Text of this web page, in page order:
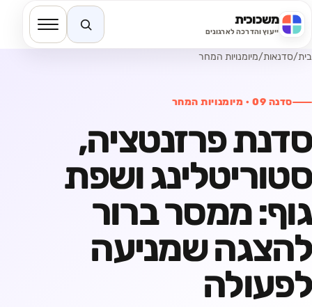
משכוכית
ייעוץ והדרכה לארגוניםחיפוש באתר
בית/סדנאות/מיומנויות המחר
סדנה 09
· מיומנויות המחר
סדנת פרזנטציה,
סטוריטלינג ושפת
גוף: ממסר ברור
להצגה שמניעה
לפעולה